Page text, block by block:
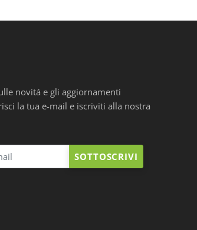
novitá e gli aggiornamenti
la tua e-mail e iscriviti alla nostra
SOTTOSCRIVI